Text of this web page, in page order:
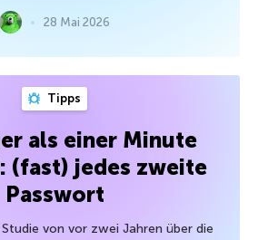
28 Mai 2026
Tipps
als einer Minute
(fast) jedes zweite
Passwort
von vor zwei Jahren über die